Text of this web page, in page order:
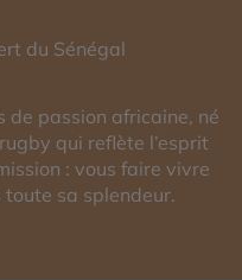
du Sénégal
de passion africaine, né
qui reflète l’esprit
: vous faire vivre
toute sa splendeur.